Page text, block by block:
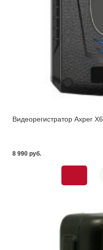
Видеорегистратор Axper X6
8 990 pуб.